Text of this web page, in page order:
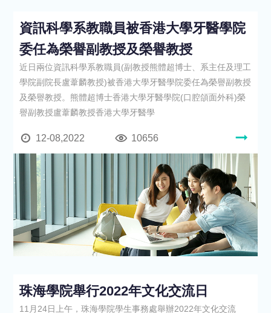
資訊科學系教職員被香港大學牙醫學院
委任為榮譽副教授及榮譽教授
近日兩位資訊科學系教職員(副教授熊體超博士、系主任及理工
學院副院長盧葦麟教授)被香港大學牙醫學院委任為榮譽副教授
及榮譽教授。熊體超博士香港大學牙醫學院(口腔頜面外科)榮
譽副教授盧葦麟教授香港大學牙醫學
12-08,2022 10656
珠海學院舉行2022年文化交流日
11月24日上午，珠海學院學生事務處舉辦2022年文化交流